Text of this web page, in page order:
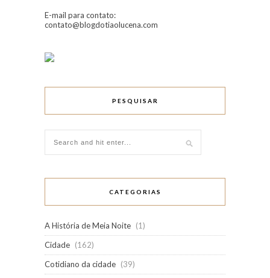
E-mail para contato:
contato@blogdotiaolucena.com
PESQUISAR
CATEGORIAS
A História de Meia Noite (1)
Cidade (162)
Cotidiano da cidade (39)